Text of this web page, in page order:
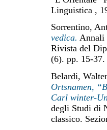
Linguistica ,
Sorrentino,
vedica. Annali
Rivista del
(6). pp. 15-37.
Belardi, Walter
Ortsnamen,
Carl winter-
degli Studi di
classico.